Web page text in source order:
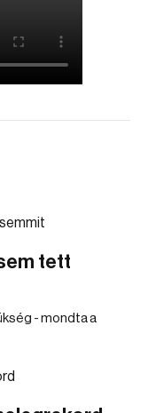
tett
- mondta a